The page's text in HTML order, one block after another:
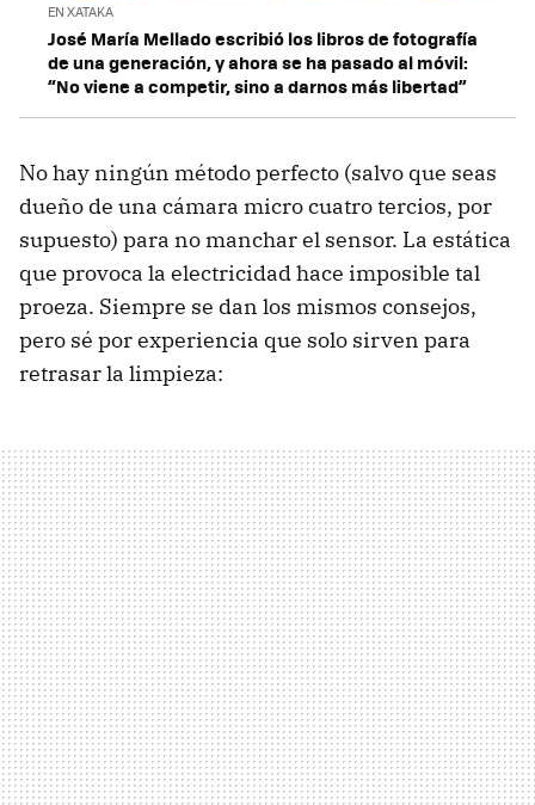
EN XATAKA
José María Mellado escribió los libros de fotografía
de una generación, y ahora se ha pasado al móvil:
“No viene a competir, sino a darnos más libertad”
No hay ningún método perfecto (salvo que seas
dueño de una cámara micro cuatro tercios, por
supuesto) para no manchar el sensor. La estática
que provoca la electricidad hace imposible tal
proeza. Siempre se dan los mismos consejos,
pero sé por experiencia que solo sirven para
retrasar la limpieza: